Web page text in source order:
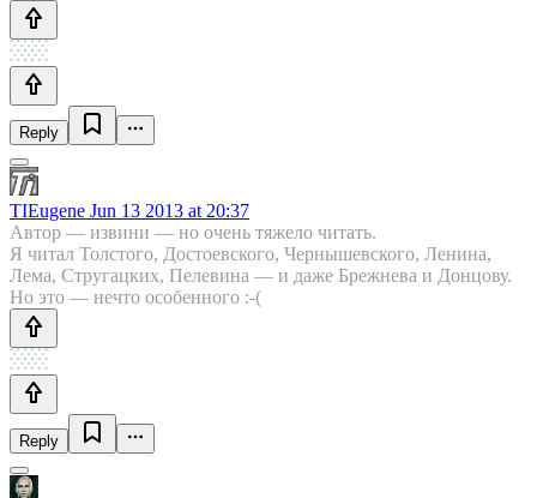
Reply
TIEugene Jun 13 2013 at 20:37
Автор — извини — но очень тяжело читать.
Я читал Толстого, Достоевского, Чернышевского, Ленина,
Лема, Стругацких, Пелевина — и даже Брежнева и Донцову.
Но это — нечто особенного :-(
Reply